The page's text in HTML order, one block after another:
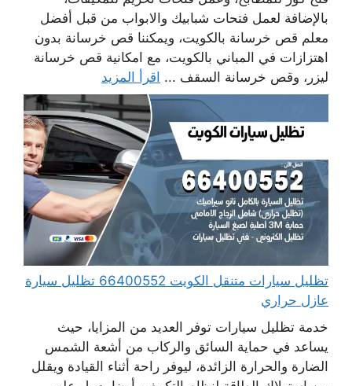
بالإضافة لعمل فتحات شبابيك والابواب من قبل أفضل
معلم قص خرسانة بالكويت، ويمكننا قص خرسانة بدون
اهتزازات في المباني بالكويت، مع امكانية قص خرسانة
ليزر، وقص خرسانة السقف ... اقرأ المزيد
تظليل سيارات متنقل الكويت 66400552 تظليل سيارة
عازل حراري
خدمة تظليل سيارات توفر العديد من المزايا، حيث
يساعد في حماية السائق والركاب من أشعة الشمس
الضارة والحرارة الزائدة، ليوفر راحة أثناء القيادة ويقلل